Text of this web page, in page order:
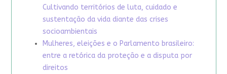
Cultivando territórios de luta, cuidado e
sustentação da vida diante das crises
socioambientais
Mulheres, eleições e o Parlamento brasileiro:
entre a retórica da proteção e a disputa por
direitos